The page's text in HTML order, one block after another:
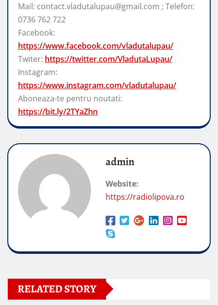
Mail: contact.vladutalupau@gmail.com ; Telefon:
0736 762 722
Facebook:
https://www.facebook.com/vladutalupau/
Twiter: https://twitter.com/VladutaLupau/
Instagram:
https://www.instagram.com/vladutalupau/
Aboneaza-te pentru noutati:
https://bit.ly/2TYaZhn
admin
Website:
https://radiolipova.ro
RELATED STORY